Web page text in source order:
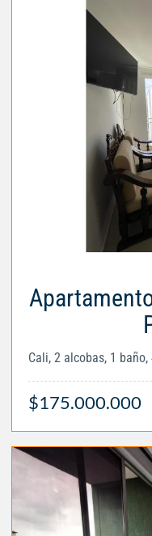
Cali, 2 alcobas, 1 baño,
$175.000.000